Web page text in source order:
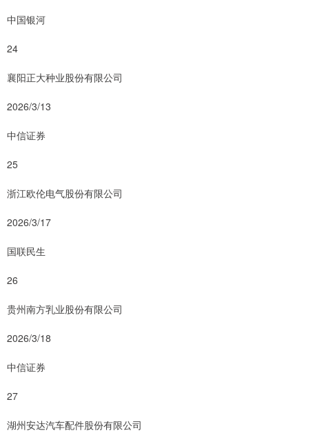
中国银河
24
襄阳正大种业股份有限公司
2026/3/13
中信证券
25
浙江欧伦电气股份有限公司
2026/3/17
国联民生
26
贵州南方乳业股份有限公司
2026/3/18
中信证券
27
湖州安达汽车配件股份有限公司